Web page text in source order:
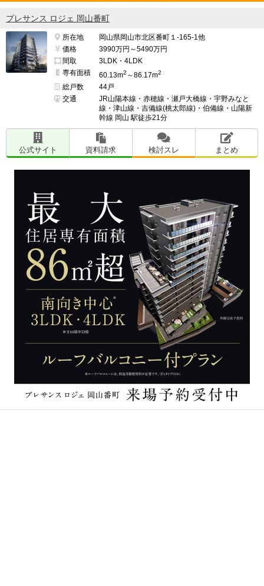
プレサンス ロジェ 岡山番町
所在地
岡山県岡山市北区番町１-165-1他
価格
3990万円～5490万円
間取
3LDK・4LDK
専有面積
60.13m2 ～86.17m2
総戸数
44戸
交通
JR山陽本線・赤穂線・瀬戸大橋線・宇野みなと
線・津山線・吉備線(桃太郎線)・伯備線・山陽新
幹線 岡山 駅徒歩21分
公式サイト 資料請求 検討スレ まとめ